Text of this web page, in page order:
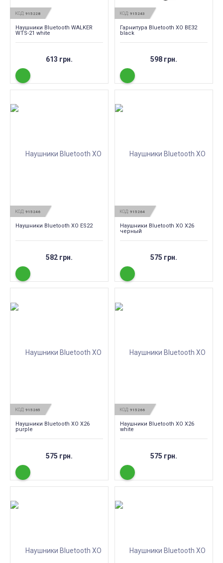
КОД: 915228
Наушники Bluetooth WALKER
WTS-21 white
613 грн.
КОД: 915243
Гарнитура Bluetooth XO BE32
black
598 грн.
КОД: 915246
Наушники Bluetooth XO ES22
582 грн.
КОД: 915264
Наушники Bluetooth XO X26
черный
575 грн.
КОД: 915265
Наушники Bluetooth XO X26
purple
575 грн.
КОД: 915266
Наушники Bluetooth XO X26
white
575 грн.